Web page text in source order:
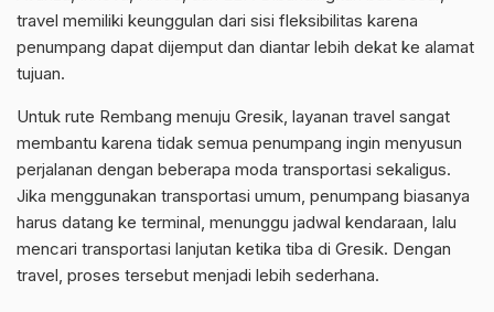
travel memiliki keunggulan dari sisi fleksibilitas karena
penumpang dapat dijemput dan diantar lebih dekat ke alamat
tujuan.
Untuk rute Rembang menuju Gresik, layanan travel sangat
membantu karena tidak semua penumpang ingin menyusun
perjalanan dengan beberapa moda transportasi sekaligus.
Jika menggunakan transportasi umum, penumpang biasanya
harus datang ke terminal, menunggu jadwal kendaraan, lalu
mencari transportasi lanjutan ketika tiba di Gresik. Dengan
travel, proses tersebut menjadi lebih sederhana.